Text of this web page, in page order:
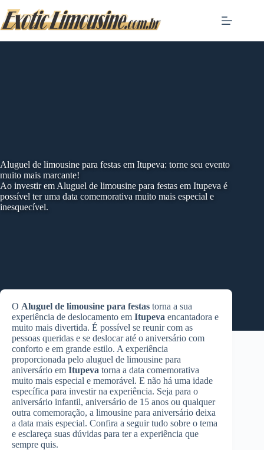
to
content
Aluguel de limousine para festas em Itupeva: torne seu evento
muito mais marcante!
Ao investir em Aluguel de limousine para festas em Itupeva é
possível ter uma data comemorativa muito mais especial e
inesquecível.
O Aluguel de limousine para festas torna a sua
experiência de deslocamento em Itupeva encantadora e
muito mais divertida. É possível se reunir com as
pessoas queridas e se deslocar até o aniversário com
conforto e em grande estilo. A experiência
proporcionada pelo aluguel de limousine para
aniversário em Itupeva torna a data comemorativa
muito mais especial e memorável. E não há uma idade
específica para investir na experiência. Seja para o
aniversário infantil, aniversário de 15 anos ou qualquer
outra comemoração, a limousine para aniversário deixa
a data mais especial. Confira a seguir tudo sobre o tema
e esclareça suas dúvidas para ter a experiência que
sempre quis.